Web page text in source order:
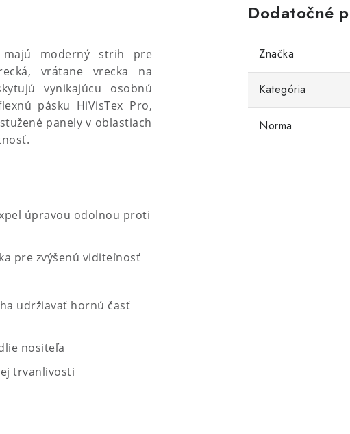
majú moderný strih pre
vrátane vrecka na
vynikajúcu osobnú
pásku HiVisTex Pro,
panely v oblastiach
úpravou odolnou proti
pre zvýšenú viditeľnosť
udržiavať hornú časť
nositeľa
trvanlivosti
Dodatočné
Značka
Kategória
Norma